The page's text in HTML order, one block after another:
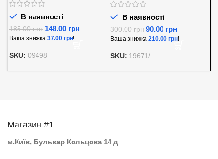
В наявності
185.00грн 148.00 грн
Ваша знижка 37.00 грн!
SKU: 09498
В наявності
300.00грн 90.00 грн
Ваша знижка 210.00 грн!
SKU: 19671/
Магазин #1
м.Київ, Бульвар Кольцова 14 д